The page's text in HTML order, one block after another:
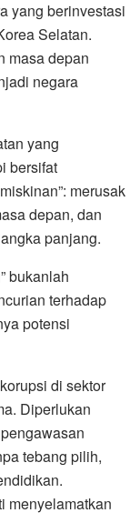
yang berinvestasi
Selatan.
masa depan
negara
yang
bersifat
merusak
depan, dan
panjang.
bukanlah
terhadap
potensi
di sektor
Diperlukan
tebang pilih,
menyelamatkan